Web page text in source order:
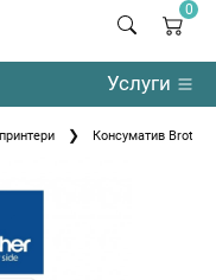
0
Услуги
Консуматив